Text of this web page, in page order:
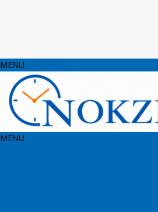
MENU
MENU